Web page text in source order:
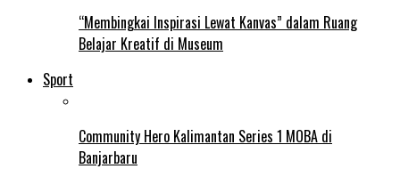
“Membingkai Inspirasi Lewat Kanvas” dalam Ruang
Belajar Kreatif di Museum
Sport
Community Hero Kalimantan Series 1 MOBA di
Banjarbaru